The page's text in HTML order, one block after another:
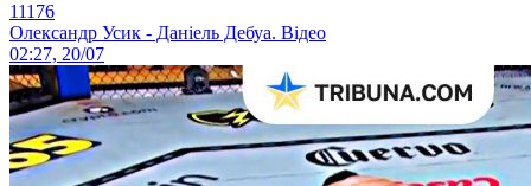
11176
Олександр Усик - Даніель Дебуа. Відео
02:27, 20/07